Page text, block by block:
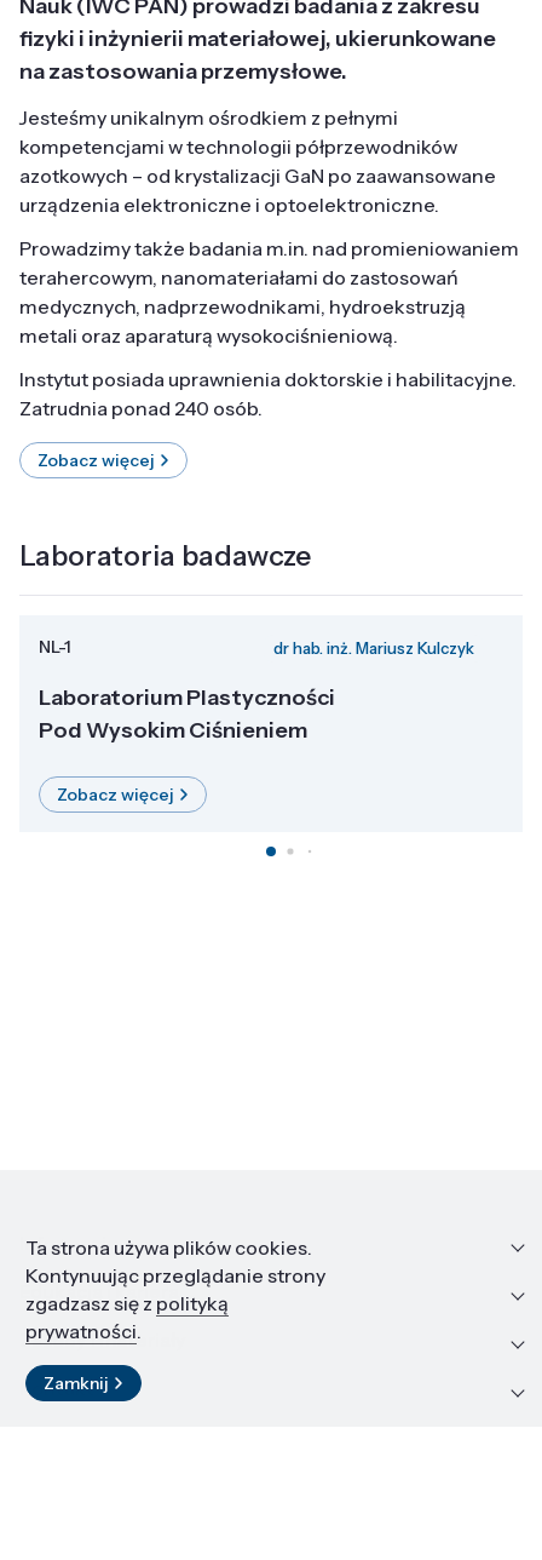
Nauk (IWC PAN) prowadzi badania z zakresu
fizyki i inżynierii materiałowej, ukierunkowane
na zastosowania przemysłowe.
Jesteśmy unikalnym ośrodkiem z pełnymi
kompetencjami w technologii półprzewodników
azotkowych – od krystalizacji GaN po zaawansowane
urządzenia elektroniczne i optoelektroniczne.
Prowadzimy także badania m.in. nad promieniowaniem
terahercowym, nanomateriałami do zastosowań
medycznych, nadprzewodnikami, hydroekstruzją
metali oraz aparaturą wysokociśnieniową.
Instytut posiada uprawnienia doktorskie i habilitacyjne.
Zatrudnia ponad 240 osób.
Zobacz więcej
Laboratoria badawcze
NL-1 dr hab. inż. Mariusz Kulczyk
Laboratorium Plastyczności
Pod Wysokim Ciśnieniem
Zobacz więcej
Informacje
Edukacja i kariera
Zasoby i materiały
Kontakt
Ta strona używa plików cookies.
Kontynuując przeglądanie strony
zgadzasz się z polityką
prywatności.
Zamknij